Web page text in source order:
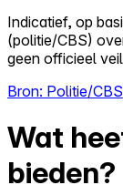
Indicatief, op
(politie/CBS)
geen officieel
Bron: Politie/CBS
Wat
bieden?